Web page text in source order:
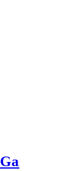
Gama Matera